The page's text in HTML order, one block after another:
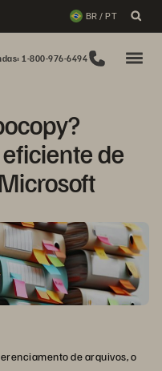
BR / PT
1-800-976-6494
de
de arquivos, o